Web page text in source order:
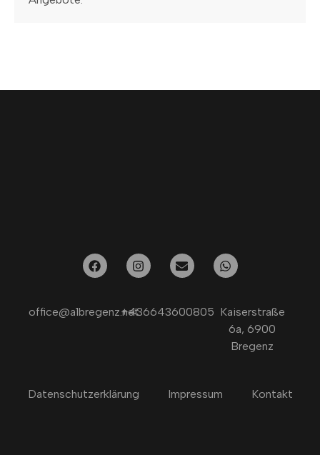
office@a1bregenz.net+436643600805 Kaiserstraße
6a, 6900
Bregenz
Datenschutzerklärung Impressum Kontakt